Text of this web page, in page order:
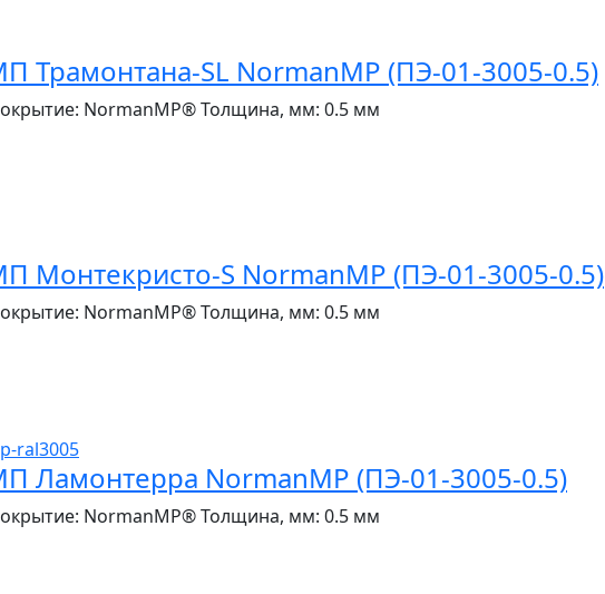
Трамонтана-SL NormanMP (ПЭ-01-3005-0.5)
NormanMP®Толщина, мм: 0.5 мм
Монтекристо-S NormanMP (ПЭ-01-3005-0.5)
NormanMP®Толщина, мм: 0.5 мм
Ламонтерра NormanMP (ПЭ-01-3005-0.5)
NormanMP®Толщина, мм: 0.5 мм